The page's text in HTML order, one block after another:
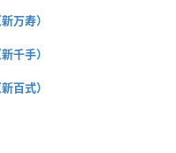
万寿）
千手）
百式）